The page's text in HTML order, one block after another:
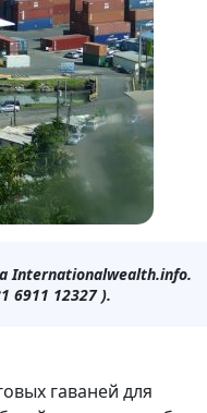
Internationalwealth.info.
6911 12327 ).
гаваней для